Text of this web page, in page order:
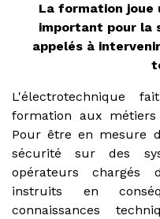
La formation joue
important pour la
appelés à
L'électrotechnique
formation aux
Pour être en mesure
sécurité sur des
opérateurs chargés
instruits en
connaissances